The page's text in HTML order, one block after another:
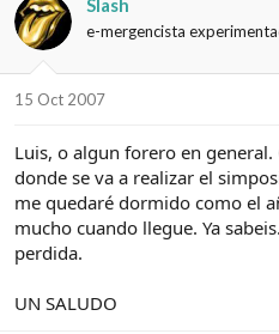
Slash
e-mergencista
15 Oct 2007
Luis, o algun forero en
donde se va a realizar el
me quedaré dormido como el
mucho cuando llegue. Ya
perdida.
UN SALUDO